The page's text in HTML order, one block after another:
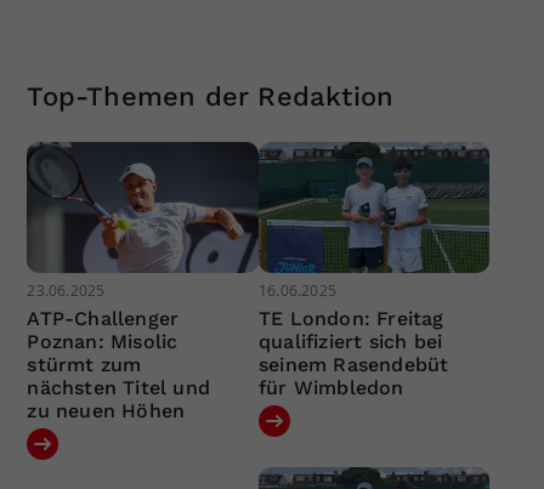
Top-Themen der Redaktion
23.06.2025
ATP-Challenger
Poznan: Misolic
stürmt zum
nächsten Titel und
zu neuen Höhen
16.06.2025
TE London: Freitag
qualifiziert sich bei
seinem Rasendebüt
für Wimbledon